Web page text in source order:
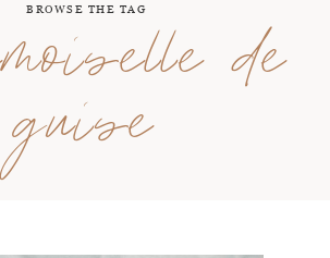
BROWSE THE TAG
de
guise